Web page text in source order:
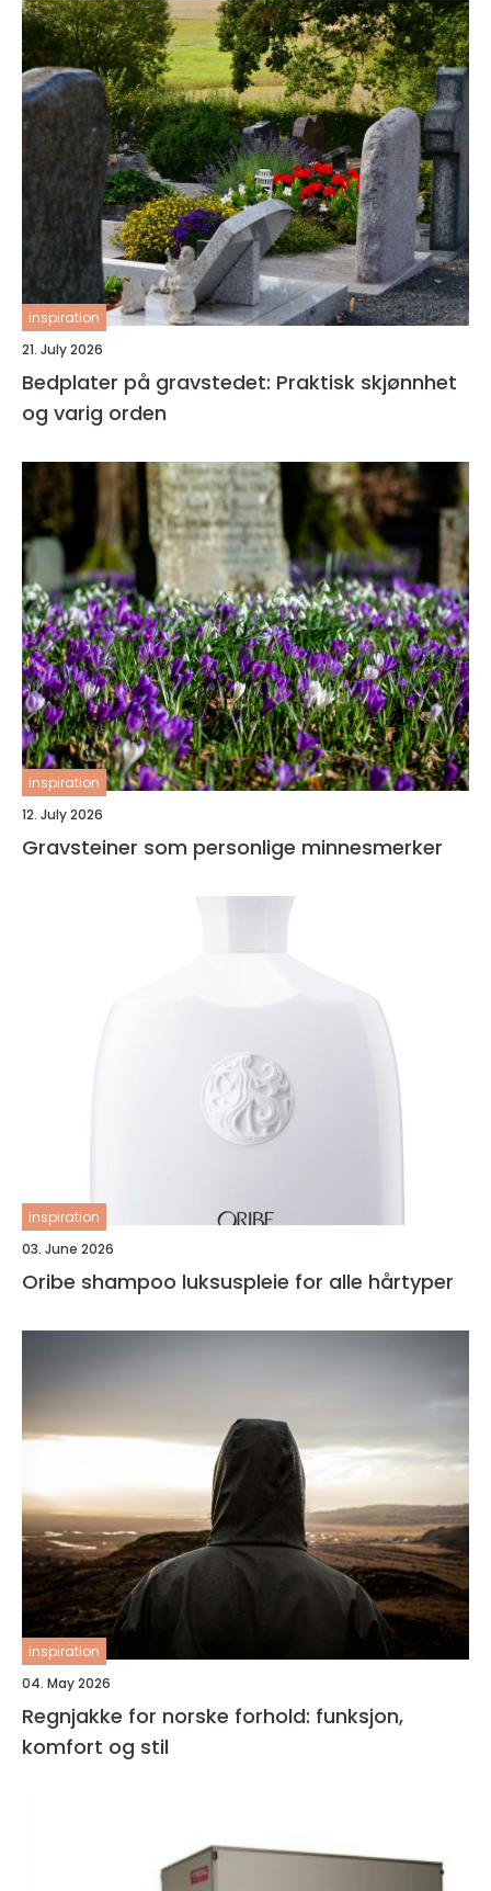
inspiration
21. July 2026
Bedplater på gravstedet: Praktisk skjønnhet
og varig orden
inspiration
12. July 2026
Gravsteiner som personlige minnesmerker
inspiration
03. June 2026
Oribe shampoo luksuspleie for alle hårtyper
inspiration
04. May 2026
Regnjakke for norske forhold: funksjon,
komfort og stil